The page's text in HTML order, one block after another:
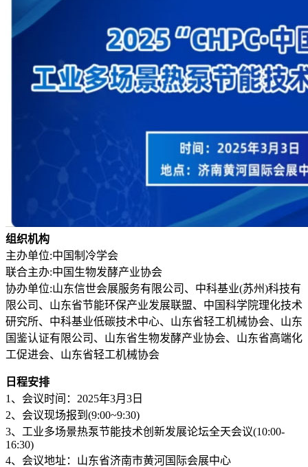
组织机构
主办单位:中国制冷学会
联合主办:中国生物发酵产业协会
协办单位:山东信世会展服务有限公司、中科基业(苏州)科技有
限公司、山东省节能环保产业发展联盟、中国科学院理化技术
研究所、中科基业低碳技术中心、山东省轻工机械协会、山东
国鉴认证有限公司、山东省生物发酵产业协会、山东省高端化
工促进会、山东省轻工机械协会
日程安排
1、会议时间：2025年3月3日
2、会议现场报到(9:00~9:30)
3、工业多场景热泵节能技术创新发展论坛全天会议(10:00-
16:30)
4、会议地址：山东省济南市黄河国际会展中心